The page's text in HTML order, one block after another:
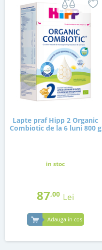
Lapte praf Hipp 2 Organic
Combiotic de la 6 luni 800 g
in stoc
87,00 Lei
Adauga in cos